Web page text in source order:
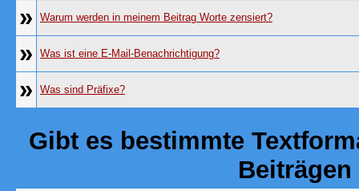
» Warum werden in meinem Beitrag Worte zensiert?
» Was ist eine E-Mail-Benachrichtigung?
» Was sind Präfixe?
Gibt es bestimmte